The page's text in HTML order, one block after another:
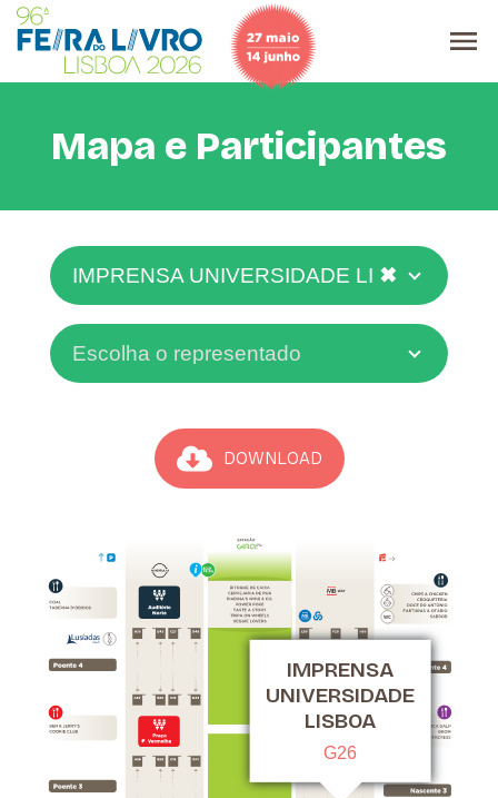
Mapa e Participantes
IMPRENSA UNIVERSIDADE LISBOA
✖
Escolha o representado
DOWNLOAD
IMPRENSA
UNIVERSIDADE
LISBOA
G26